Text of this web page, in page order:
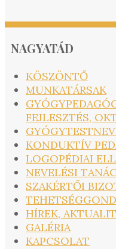
NAGYATÁD
KÖSZÖNTŐ
MUNKATÁRSAK
FEJLESZTÉS,
KONDUKTÍV
LOGOPÉDIAI
NEVELÉSI
SZAKÉRTŐI
HÍREK,
GALÉRIA
KAPCSOLAT